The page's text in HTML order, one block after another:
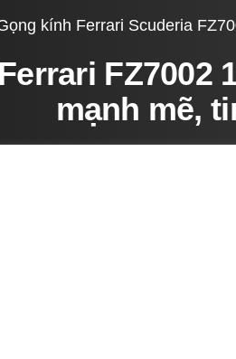
kính Ferrari Scuderia
FZ7002
mạnh mẽ,